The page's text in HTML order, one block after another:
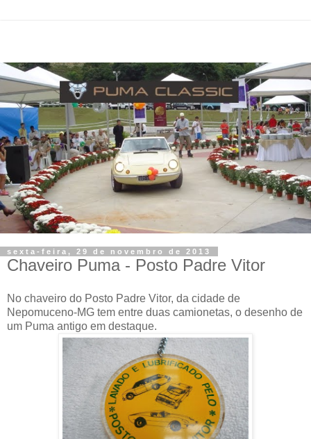
sexta-feira, 29 de novembro de 2013
Chaveiro Puma - Posto Padre Vitor
No chaveiro do Posto Padre Vitor, da cidade de
Nepomuceno-MG tem entre duas camionetas, o desenho de
um Puma antigo em destaque.